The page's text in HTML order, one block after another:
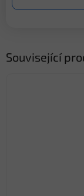
Související